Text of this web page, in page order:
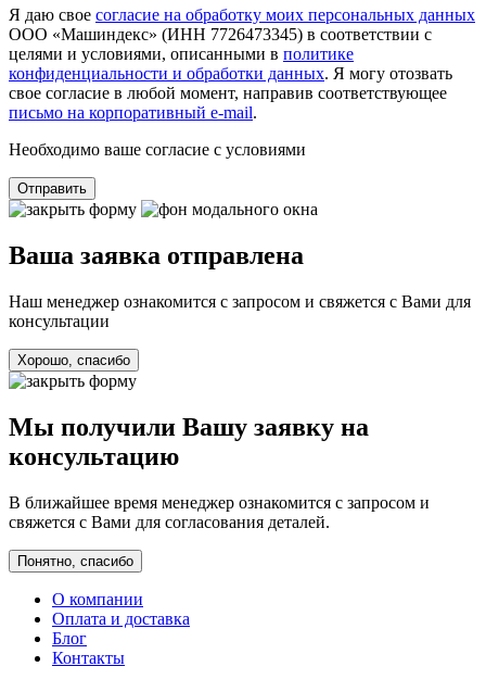
Я даю свое согласие на обработку моих персональных данных
ООО «Машиндекс» (ИНН 7726473345) в соответствии с
целями и условиями, описанными в политике
конфиденциальности и обработки данных. Я могу отозвать
свое согласие в любой момент, направив соответствующее
письмо на корпоративный e-mail.
Необходимо ваше согласие с условиями
Отправить
Ваша заявка отправлена
Наш менеджер ознакомится с запросом и свяжется с Вами для
консультации
Хорошо, спасибо
Мы получили Вашу заявку на
консультацию
В ближайшее время менеджер ознакомится с запросом и
свяжется с Вами для согласования деталей.
Понятно, спасибо
О компании
Оплата и доставка
Блог
Контакты